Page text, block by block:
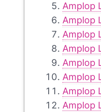
Amplop
Amplop
Amplop
Amplop
Amplop
Amplop
Amplop
Amplop